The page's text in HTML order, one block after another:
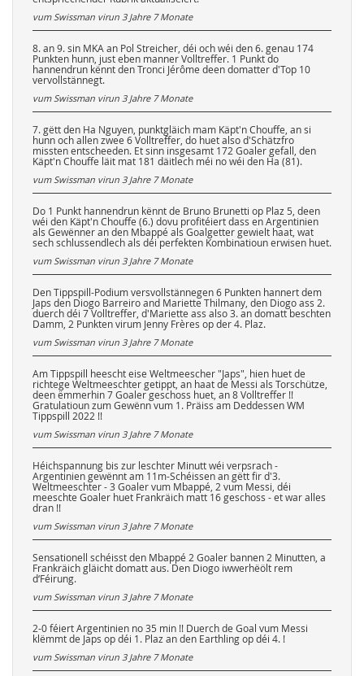
vum Swissman virun 3 Jahre 7 Monate
8. an 9. sin MKA an Pol Streicher, déi och wéi den 6. genau 174
Punkten hunn, just eben manner Volltreffer. 1 Punkt do
hannendrun kënnt den Tronci Jérôme deen domatter d'Top 10
vervollstännegt.
vum Swissman virun 3 Jahre 7 Monate
7. gëtt den Ha Nguyen, punktgläich mam Käpt'n Chouffe, an si
hunn och allen zwee 6 Volltreffer, do huet also d'Schätzfro
missten entscheeden. Et sinn insgesamt 172 Goaler gefall, den
Käpt'n Chouffe läit mat 181 däitlech méi no wéi den Ha (81).
vum Swissman virun 3 Jahre 7 Monate
Do 1 Punkt hannendrun kënnt de Bruno Brunetti op Plaz 5, deen
wéi den Käpt'n Chouffe (6.) dovu profitéiert dass en Argentinien
als Gewënner an den Mbappé als Goalgetter gewielt haat, wat
sech schlussendlech als déi perfekten Kombinatioun erwisen huet.
vum Swissman virun 3 Jahre 7 Monate
Den Tippspill-Podium versvollstännegen 6 Punkten hannert dem
Japs den Diogo Barreiro and Mariette Thilmany, den Diogo ass 2.
duerch déi 7 Volltreffer, d'Mariette ass also 3. an domatt beschten
Damm, 2 Punkten virum Jenny Frères op der 4. Plaz.
vum Swissman virun 3 Jahre 7 Monate
Am Tippspill heescht eise Weltmeescher "Japs", hien huet de
richtege Weltmeeschter getippt, an haat de Messi als Torschütze,
deen ëmmerhin 7 Goaler geschoss huet, an 8 Volltreffer !!
Gratulatioun zum Gewënn vum 1. Präiss am Deddessen WM
Tippspill 2022 !!
vum Swissman virun 3 Jahre 7 Monate
Héichspannung bis zur leschter Minutt wéi verpsrach -
Argentinien gewënnt am 11m-Schéissen an gëtt fir d'3.
Weltmeeschter - 3 Goaler vum Mbappé, 2 vum Messi, déi
meeschte Goaler huet Frankräich matt 16 geschoss - et war alles
dran !!
vum Swissman virun 3 Jahre 7 Monate
Sensationell schéisst den Mbappé 2 Goaler bannen 2 Minutten, a
Frankräich gläicht domatt aus. Den Diogo iwwerhëölt rem
d‘Féirung.
vum Swissman virun 3 Jahre 7 Monate
2-0 féiert Argentinien no 35 min !! Duerch de Goal vum Messi
klëmmt de Japs op déi 1. Plaz an den Earthling op déi 4. !
vum Swissman virun 3 Jahre 7 Monate